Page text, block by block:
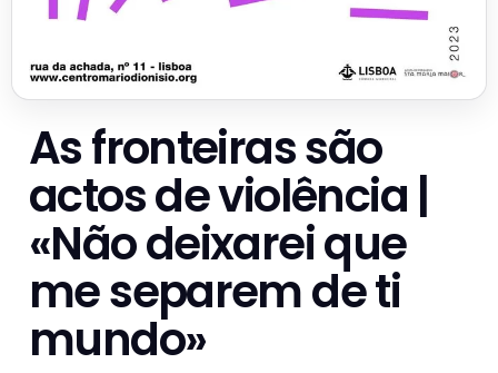
As fronteiras são
actos de violência |
«Não deixarei que
me separem de ti
mundo»